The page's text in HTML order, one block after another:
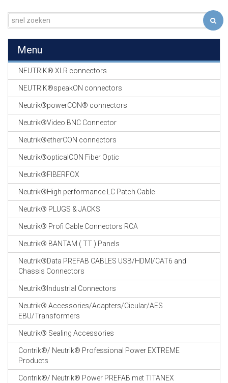
GEVLOCHTEN KOUS
EN
KRIMP KOUS
KOPER KABEL
OP ROL
OCC OPTICAL
FIBER CABLE
GE-ASSEMBLEERDE
19" RACKS
EN
TOEBEHOREN
CABLE EQUIPEMENTS
Menu
NEUTRIK® XLR connectors
NEUTRIK®speakON connectors
Neutrik®powerCON® connectors
Neutrik®Video BNC Connector
Neutrik®etherCON connectors
Neutrik®opticalCON Fiber Optic
Neutrik®FIBERFOX
Neutrik®High performance LC Patch Cable
Neutrik® PLUGS & JACKS
Neutrik® Profi Cable Connectors RCA
Neutrik® BANTAM ( TT ) Panels
Neutrik®Data PREFAB CABLES USB/HDMI/CAT6 and
Chassis Connectors
Neutrik®Industrial Connectors
Neutrik® Accessories/Adapters/Cicular/AES
EBU/Transformers
Neutrik® Sealing Accessories
Contrik®/ Neutrik® Professional Power EXTREME
Products
Contrik®/ Neutrik® Power PREFAB met TITANEX